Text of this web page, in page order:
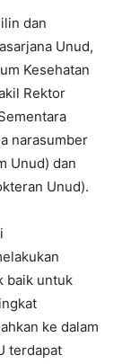
dan
Unud,
Kesehatan
Rektor
narasumber
Unud) dan
Unud).
baik untuk
ke dalam
terdapat